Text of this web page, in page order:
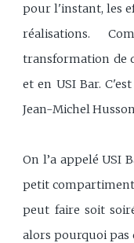
pour l'instant, les
réalisations.
transformation de
et en USI Bar.
Jean-Michel
On l’a appelé USI
petit
peut faire soit
alors pourquoi pas